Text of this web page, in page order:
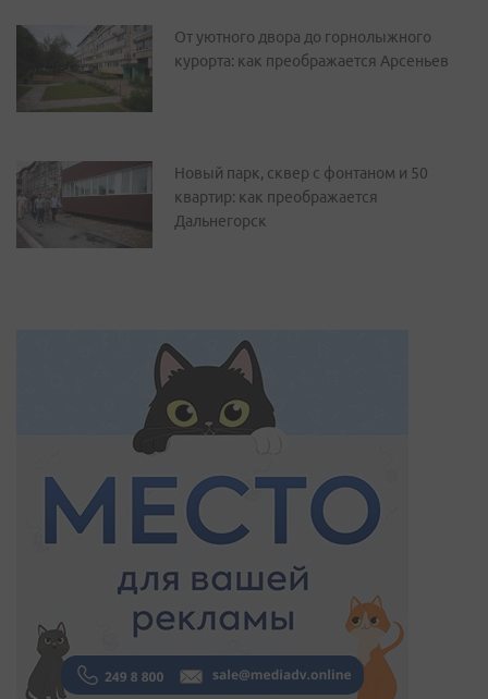
От уютного двора до горнолыжного
курорта: как преображается Арсеньев
Новый парк, сквер с фонтаном и 50
квартир: как преображается
Дальнегорск